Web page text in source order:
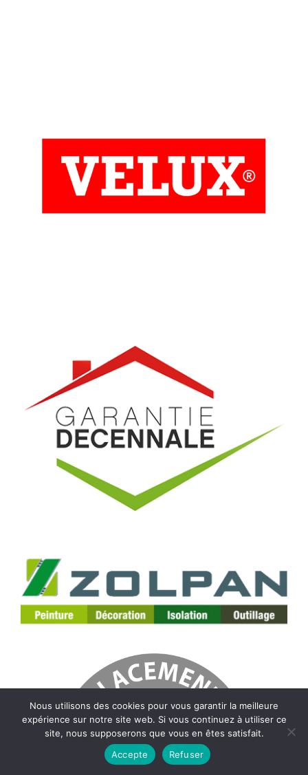
Nous utilisons des cookies pour vous garantir la meilleure
expérience sur notre site web. Si vous continuez à utiliser ce
site, nous supposerons que vous en êtes satisfait.
Accepte
Refuser